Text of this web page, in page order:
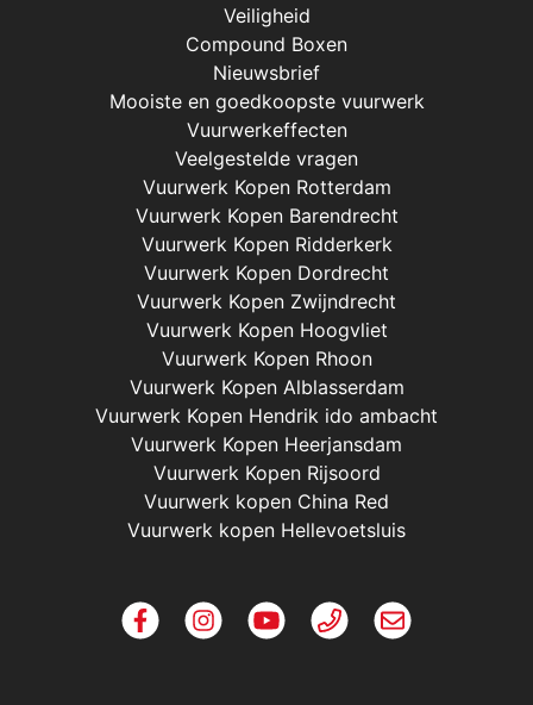
Veiligheid
Compound Boxen
Nieuwsbrief
Mooiste en goedkoopste vuurwerk
Vuurwerkeffecten
Veelgestelde vragen
Vuurwerk Kopen Rotterdam
Vuurwerk Kopen Barendrecht
Vuurwerk Kopen Ridderkerk
Vuurwerk Kopen Dordrecht
Vuurwerk Kopen Zwijndrecht
Vuurwerk Kopen Hoogvliet
Vuurwerk Kopen Rhoon
Vuurwerk Kopen Alblasserdam
Vuurwerk Kopen Hendrik ido ambacht
Vuurwerk Kopen Heerjansdam
Vuurwerk Kopen Rijsoord
Vuurwerk kopen China Red
Vuurwerk kopen Hellevoetsluis